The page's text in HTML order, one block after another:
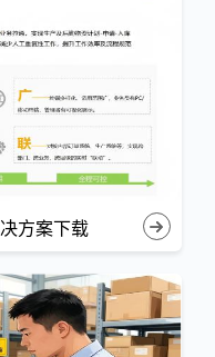
方案下载